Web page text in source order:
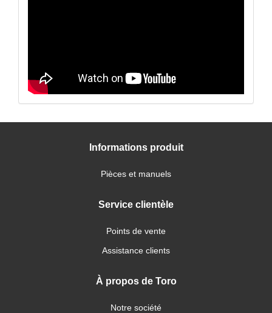
Informations produit
Pièces et manuels
Service clientèle
Points de vente
Assistance clients
À propos de Toro
Notre société